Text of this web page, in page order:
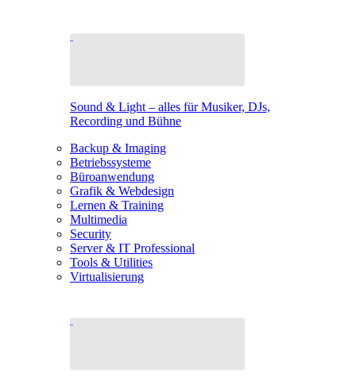
Sound & Light – alles für Musiker, DJs,
Recording und Bühne
Backup & Imaging
Betriebssysteme
Büroanwendung
Grafik & Webdesign
Lernen & Training
Multimedia
Security
Server & IT Professional
Tools & Utilities
Virtualisierung